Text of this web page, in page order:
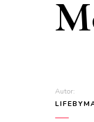
Autor: